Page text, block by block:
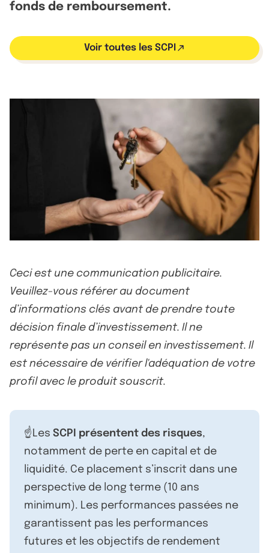
fonds de remboursement.
Voir toutes les SCPI
Ceci est une communication publicitaire.
Veuillez-vous référer au document
d’informations clés avant de prendre toute
décision finale d’investissement. Il ne
représente pas un conseil en investissement. Il
est nécessaire de vérifier l'adéquation de votre
profil avec le produit souscrit.
☝️Les SCPI présentent des risques,
notamment de perte en capital et de
liquidité. Ce placement s’inscrit dans une
perspective de long terme (10 ans
minimum). Les performances passées ne
garantissent pas les performances
futures et les objectifs de rendement